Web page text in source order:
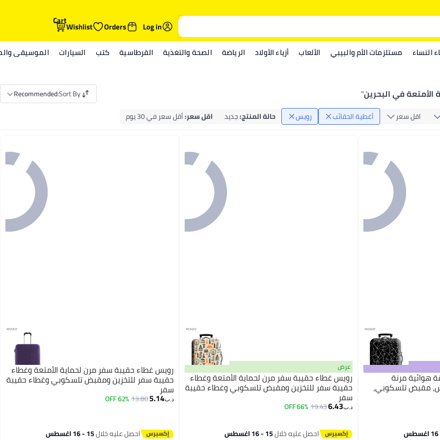
Log in
Orders
Wishlist
Cart
النساء مستلزمات الأم والبيبي الألعاب أزياء الأولاد الرياضة الصحة والتغذية القرطاسية كتب السيارات الموسيقى
في البحرين"
Sort By
:
Recommended
اقل سعر أغطية الحقائب رويس حالة المنتج:جديد اقل سعر:أقل سعر في 30 يوم
هوائية مرنة
مقبض تلسكوبي،
عرض
رويس غطاء حقيبة سفر مرن لحماية الأمتعة وغطاء
حقيبة سفر للتخزين ومقبض تلسكوبي وغطاء حقيبة
سفر
د.ب‏6.43
19.43
66% OFF
احصل عليه خلال15 - 16 اغسطس
رويس غطاء حقيبة سفر مرن لحماية الأمتعة وغطاء
حقيبة سفر للتخزين ومقبض تلسكوبي وغطاء حقيبة
سفر
د.ب‏5.14
13.80
62% OFF
احصل عليه خلال15 - 16 اغسطس